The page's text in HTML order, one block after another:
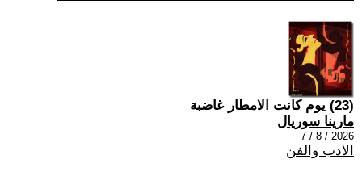
(23) يوم كانت الامطار غاضبة
مارينا سوريال
2026 / 8 / 7
الادب والفن